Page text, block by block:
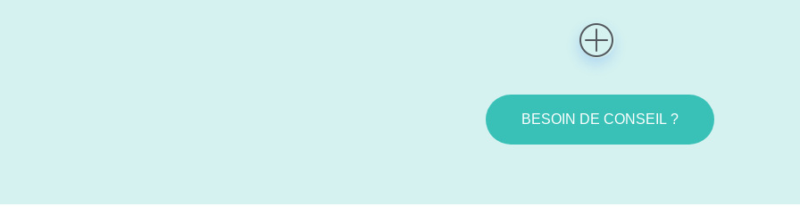
BESOIN DE CONSEIL ?